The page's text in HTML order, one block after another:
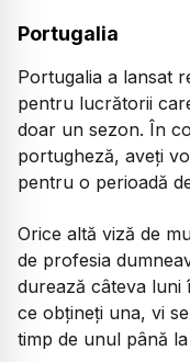
Portugalia
Portugalia a lansat
pentru lucrătorii
doar un sezon. În
portugheză, aveți
pentru o perioadă
Orice altă viză de
de profesia
durează câteva luni
ce obțineți una, vi
timp de unul până